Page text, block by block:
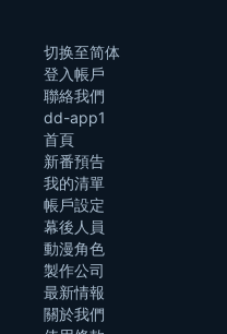
切换至简体
登入帳戶
聯絡我們
dd-app1
首頁
新番預告
我的清單
帳戶設定
幕後人員
動漫角色
製作公司
最新情報
關於我們